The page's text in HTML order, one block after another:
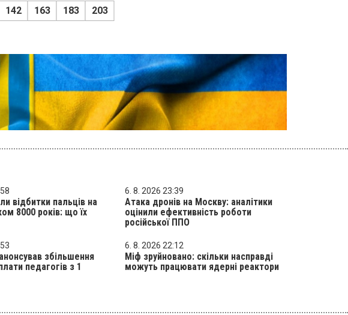
142 163 183 203
відбитки пальців на
8000 років: що їх
6. 8. 2026 23:39
Атака дронів на Москву: аналітики
оцінили ефективність роботи
російської ППО
збільшення
педагогів з 1
6. 8. 2026 22:12
Міф зруйновано: скільки насправді
можуть працювати ядерні реактори